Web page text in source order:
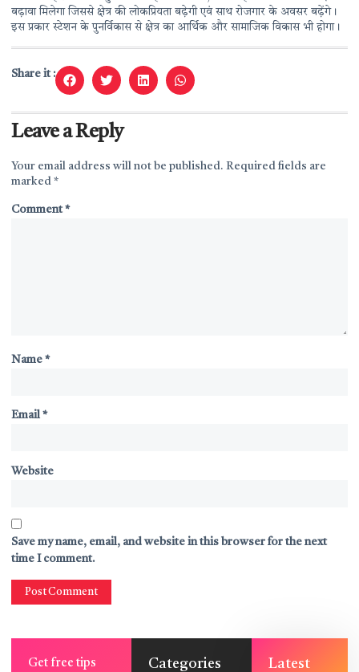
बढ़ावा मिलेगा जिससे क्षेत्र की लोकप्रियता बढ़ेगी एवं साथ रोजगार के अवसर बढ़ेंगे।
इस प्रकार स्टेशन के पुनर्विकास से क्षेत्र का आर्थिक और सामाजिक विकास भी होगा।
Share it :
Leave a Reply
Your email address will not be published. Required fields are
marked *
Comment*
Name *
Email *
Website
Save my name, email, and website in this browser for the next
time I comment.
Get free tips
Categories
Latest